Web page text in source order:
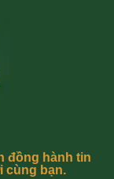
đồng hành tin
cùng bạn.